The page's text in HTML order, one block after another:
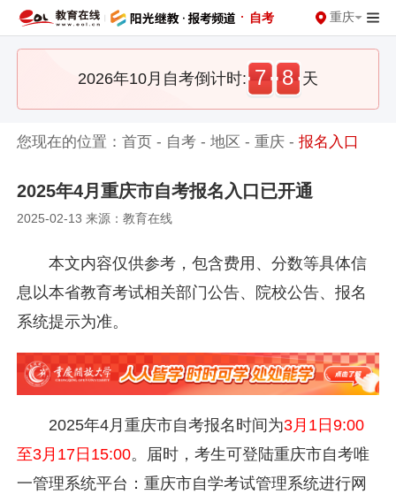
· 自考 重庆
2026年10月自考倒计时: 7 8 天
您现在的位置：首页 - 自考 -地区 -重庆 -报名入口
2025年4月重庆市自考报名入口已开通
2025-02-13 来源：教育在线
本文内容仅供参考，包含费用、分数等具体信
息以本省教育考试相关部门公告、院校公告、报名
系统提示为准。
2025年4月重庆市自考报名时间为3月1日9:00
至3月17日15:00。届时，考生可登陆重庆市自考唯
一管理系统平台：重庆市自学考试管理系统进行网